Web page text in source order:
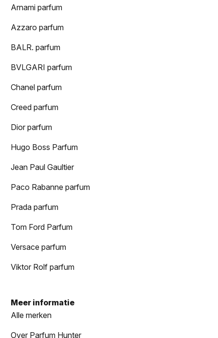
Arnami parfum
Azzaro parfum
BALR. parfum
BVLGARI parfum
Chanel parfum
Creed parfum
Dior parfum
Hugo Boss Parfum
Jean Paul Gaultier
Paco Rabanne parfum
Prada parfum
Tom Ford Parfum
Versace parfum
Viktor Rolf parfum
Meer informatie
Alle merken
Over Parfum Hunter